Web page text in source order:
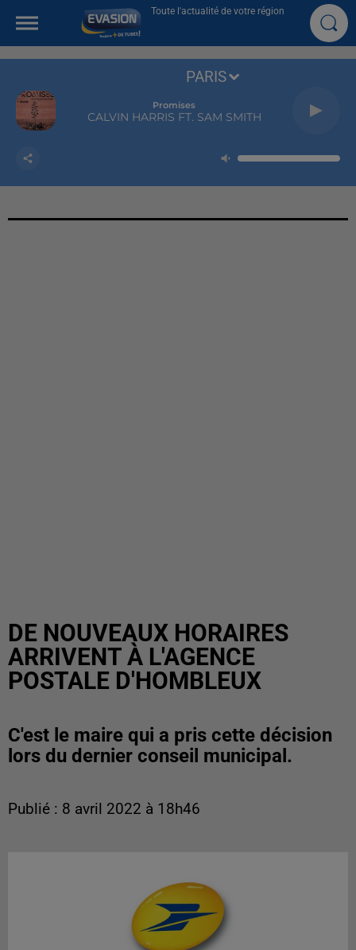
Toute l'actualité de votre région
Promises
CALVIN HARRIS FT. SAM SMITH
PARIS
DE NOUVEAUX HORAIRES
ARRIVENT À L'AGENCE
POSTALE D'HOMBLEUX
C'est le maire qui a pris cette décision
lors du dernier conseil municipal.
Publié : 8 avril 2022 à 18h46